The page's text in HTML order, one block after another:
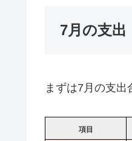
7月の支出
まずは7月の支出
項目